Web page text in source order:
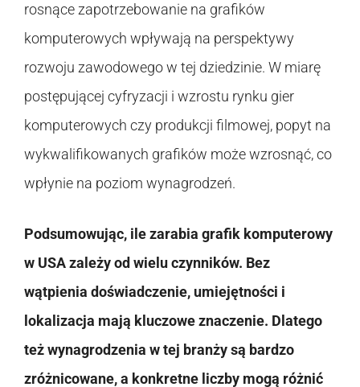
rosnące zapotrzebowanie na grafików
komputerowych wpływają na perspektywy
rozwoju zawodowego w tej dziedzinie. W miarę
postępującej cyfryzacji i wzrostu rynku gier
komputerowych czy produkcji filmowej, popyt na
wykwalifikowanych grafików może wzrosnąć, co
wpłynie na poziom wynagrodzeń.
Podsumowując, ile zarabia grafik komputerowy
w USA zależy od wielu czynników. Bez
wątpienia doświadczenie, umiejętności i
lokalizacja mają kluczowe znaczenie. Dlatego
też wynagrodzenia w tej branży są bardzo
zróżnicowane, a konkretne liczby mogą różnić